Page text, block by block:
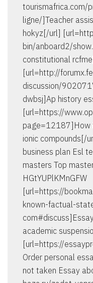
tourismafrica.com/
ligne/]Teacher
hokyz[/url]
bin/anboard2/
constitutional
[url=http://
discussion/
dwbsj]Ap history
[url=https://
page=12187]How
ionic compounds[/
business plan Esl
masters Top
HGtYUPlKMnGFW
[url=https://
known-factual-
academic
[url=https://
Order personal
not taken Essay